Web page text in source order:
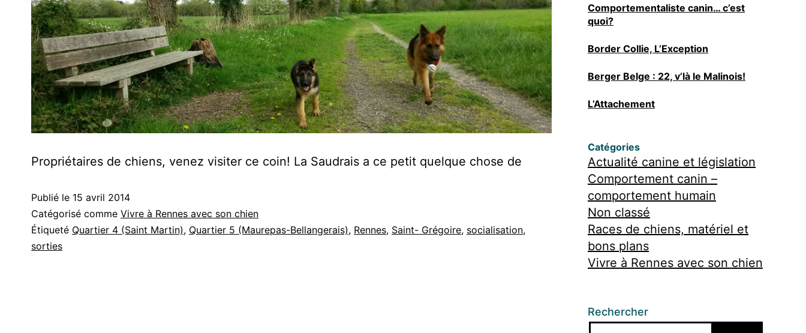
Propriétaires de chiens, venez visiter ce coin! La Saudrais a ce petit quelque chose de
Publié le 15 avril 2014
Catégorisé comme Vivre à Rennes avec son chien
Étiqueté Quartier 4 (Saint Martin), Quartier 5 (Maurepas-Bellangerais), Rennes, Saint- Grégoire, socialisation,
sorties
Comportementaliste canin… c’est
quoi?
Border Collie, L’Exception
Berger Belge : 22, v’là le Malinois!
L’Attachement
Catégories
Actualité canine et législation
Comportement canin –
comportement humain
Non classé
Races de chiens, matériel et
bons plans
Vivre à Rennes avec son chien
Rechercher